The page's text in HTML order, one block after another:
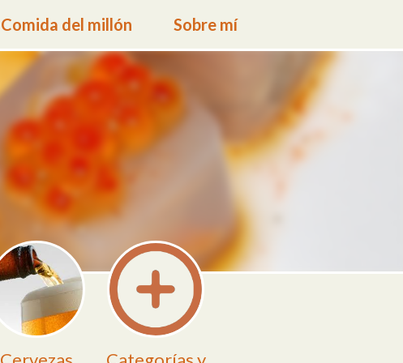
Comida del millón Sobre mí